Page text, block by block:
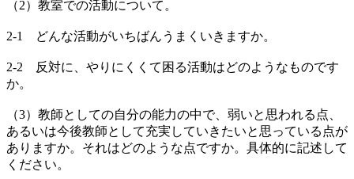
（2）教室での活動について。
2-1 どんな活動がいちばんうまくいきますか。
2-2 反対に、やりにくくて困る活動はどのようなものです
か。
（3）教師としての自分の能力の中で、弱いと思われる点、
あるいは今後教師として充実していきたいと思っている点が
ありますか。それはどのような点ですか。具体的に記述して
ください。